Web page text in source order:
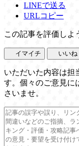
LINEで送る
URLコピー
この記事を評価しよ
イマイチ いいね
いただいた内容は担
す。個々のご意見に
さいませ。